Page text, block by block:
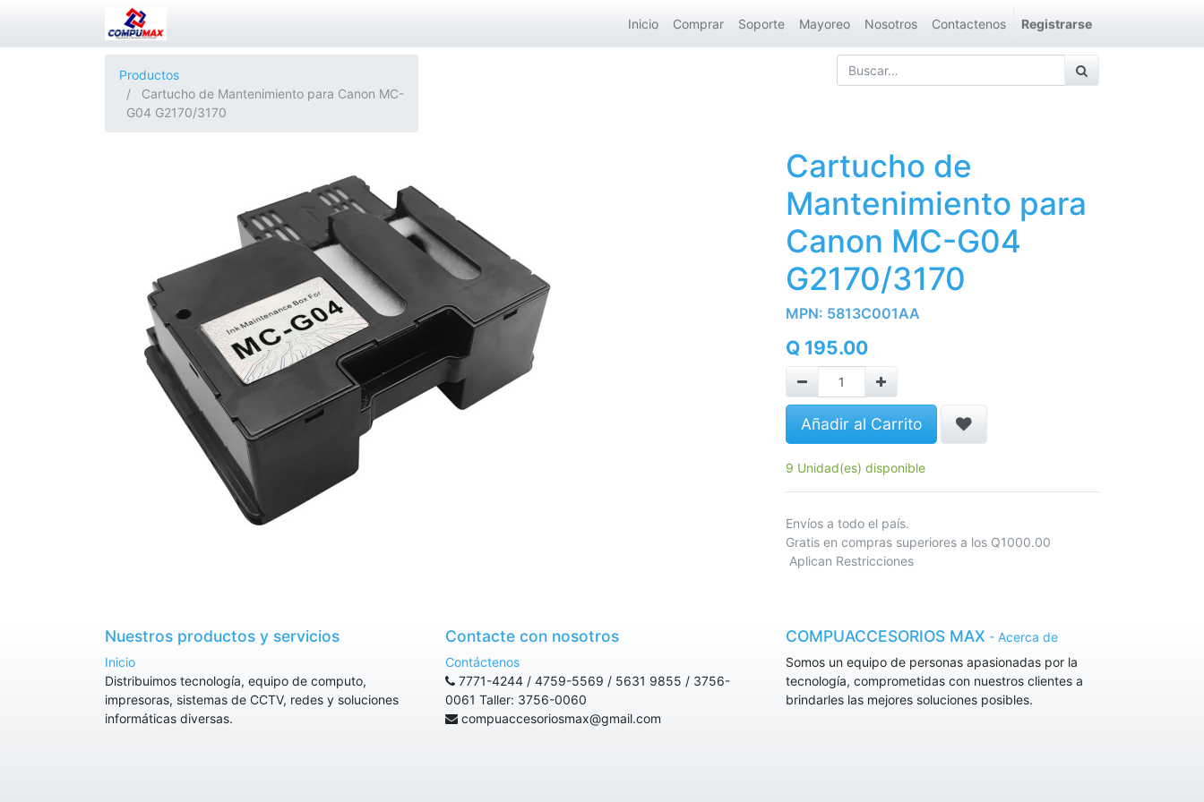
Inicio Comprar Soporte Mayoreo Nosotros Contactenos Registrarse
Productos
Cartucho de Mantenimiento para Canon MC-
G04 G2170/3170
Cartucho de
Mantenimiento para
Canon MC-G04
G2170/3170
MPN: 5813C001AA
Q 195.00
Añadir al Carrito
9 Unidad(es) disponible
Envíos a todo el país.
Gratis en compras superiores a los Q1000.00
Aplican Restricciones
Nuestros productos y servicios
Inicio
Distribuimos tecnología, equipo de computo,
impresoras, sistemas de CCTV, redes y soluciones
informáticas diversas.
Contacte con nosotros
Contáctenos
7771-4244 / 4759-5569 / 5631 9855 / 3756-
0061 Taller: 3756-0060
compuaccesoriosmax@gmail.com
COMPUACCESORIOS MAX - Acerca de
Somos un equipo de personas apasionadas por la
tecnología, comprometidas con nuestros clientes a
brindarles las mejores soluciones posibles.